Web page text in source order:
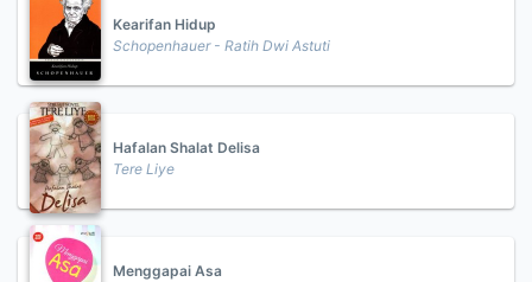
Kearifan Hidup
Schopenhauer - Ratih Dwi Astuti
Hafalan Shalat Delisa
Tere Liye
Menggapai Asa